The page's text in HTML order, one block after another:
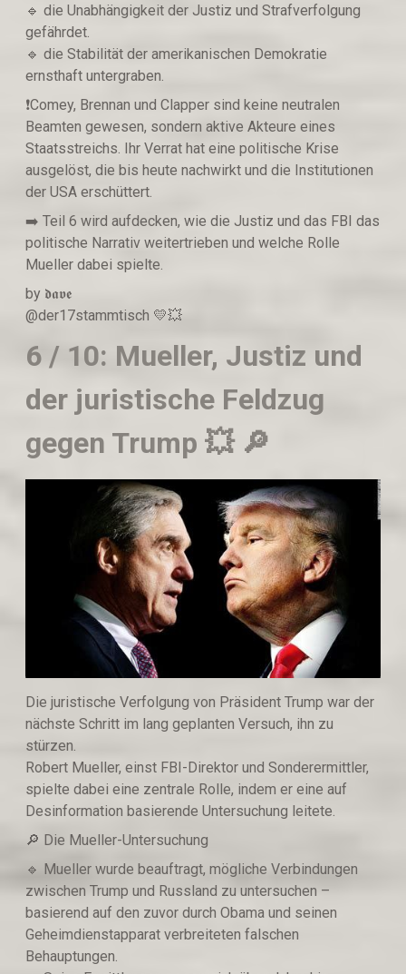
🔹️ die Unabhängigkeit der Justiz und Strafverfolgung
gefährdet.
🔹️ die Stabilität der amerikanischen Demokratie
ernsthaft untergraben.
❗️Comey, Brennan und Clapper sind keine neutralen
Beamten gewesen, sondern aktive Akteure eines
Staatsstreichs. Ihr Verrat hat eine politische Krise
ausgelöst, die bis heute nachwirkt und die Institutionen
der USA erschüttert.
➡️ Teil 6 wird aufdecken, wie die Justiz und das FBI das
politische Narrativ weitertrieben und welche Rolle
Mueller dabei spielte.
by 𝖉𝖆𝖛𝖊
@der17stammtisch 💛💥
6 / 10: Mueller, Justiz und
der juristische Feldzug
gegen Trump 💥 🔎
Die juristische Verfolgung von Präsident Trump war der
nächste Schritt im lang geplanten Versuch, ihn zu
stürzen.
Robert Mueller, einst FBI-Direktor und Sonderermittler,
spielte dabei eine zentrale Rolle, indem er eine auf
Desinformation basierende Untersuchung leitete.
🔎 Die Mueller-Untersuchung
🔹️ Mueller wurde beauftragt, mögliche Verbindungen
zwischen Trump und Russland zu untersuchen –
basierend auf den zuvor durch Obama und seinen
Geheimdienstapparat verbreiteten falschen
Behauptungen.